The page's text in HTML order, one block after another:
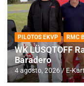
PILOTOS EKVP RMC
WK LÜSQTOFF
Baradero
4 agosto, 2026 E-Kart